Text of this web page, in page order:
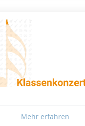
Mehr erfahren